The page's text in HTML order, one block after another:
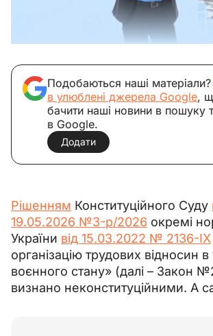
Подобаються наші матеріали?
в улюблені джерела Google,
бачити наші новини в пошуку
в Google.
Додати
Рішенням Конституційного Суду
19.05.2026 №3-р/2026 окремі
України від 15.03.2022 № 2136-ІХ
організацію трудових відносин
воєнного стану» (далі – Закон
визнано неконституційними. А